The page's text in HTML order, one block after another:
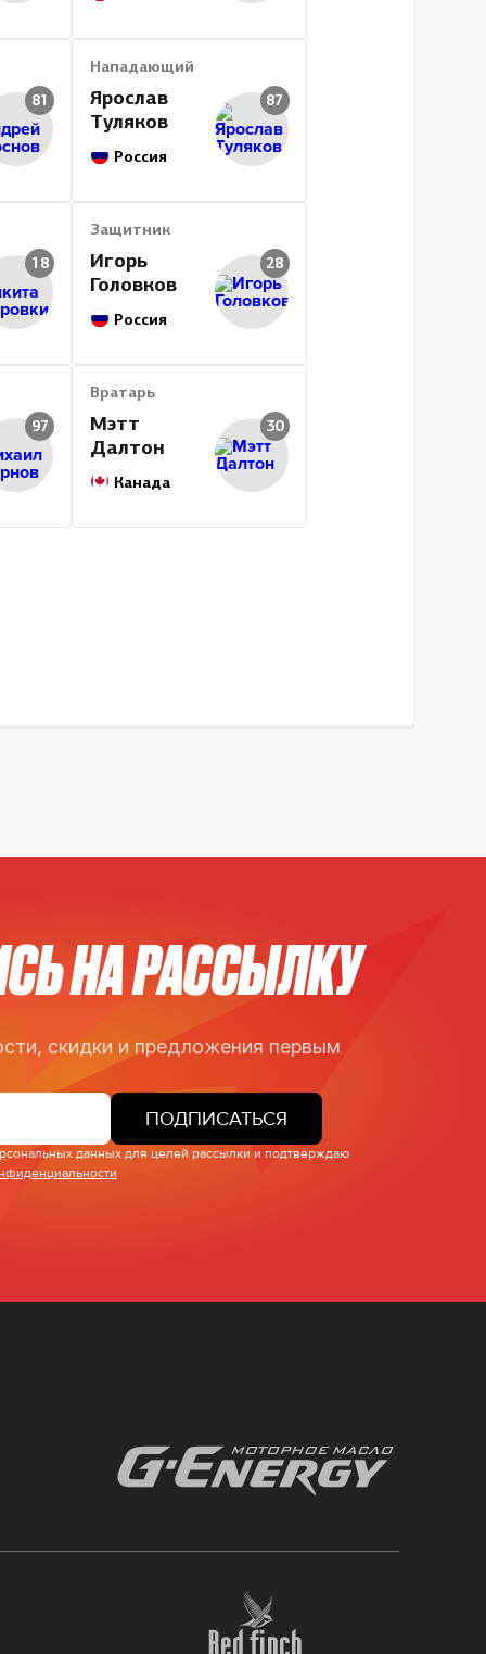
81
Нападающий
Ярослав
Туляков
Россия
87
18
Защитник
Игорь
Головков
Россия
28
97
Вратарь
Мэтт
Далтон
Канада
30
НА РАССЫЛКУ
скидки и предложения первым
ПОДПИСАТЬСЯ
данных для целей рассылки и подтверждаю